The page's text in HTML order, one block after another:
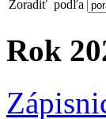
Zoradiť podľa
Rok